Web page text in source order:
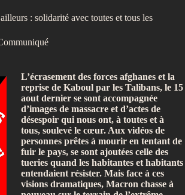
: solidarité avec toutes et tous les
L’écrasement des forces afghanes et la
reprise de Kaboul par les Talibans, le 15
aout dernier se sont accompagnée
d’images de massacre et d’actes de
désespoir qui nous ont, à toutes et à
tous, soulevé le cœur. Aux vidéos de
personnes prêtes à mourir en tentant de
fuir le pays, se sont ajoutées celle des
tueries quand les habitantes et habitants
entendaient résister. Mais face à ces
visions dramatiques, Macron chasse à